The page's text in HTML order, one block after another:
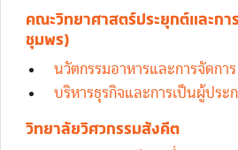
คณะวิทยาศาสตร์ประยุกต์และกา
ชุมพร)
นวัตกรรมอาหารและการจัดการ
บริหารธุรกิจและการเป็นผู้ประ
วิทยาลัยวิศวกรรมสังคีต